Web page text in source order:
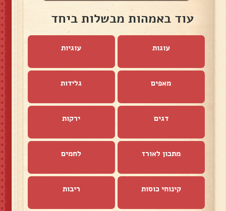
עוד באמהות מבשלות ביחד
עוגות עוגיות
מאפים גלידות
דגים ירקות
מתכון לאורז לחמים
קינוחי כוסות ריבות